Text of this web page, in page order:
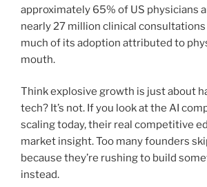
approximately 65% of US physicians
nearly 27 million clinical
much of its adoption attributed to
mouth.
Think explosive growth is just about
tech? It’s not. If you look at the AI
scaling today, their real competitive
market insight. Too many founders
because they’re rushing to build
instead.